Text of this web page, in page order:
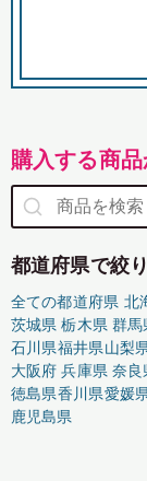
購入する商
都道府県で絞
全ての都道府県 北
茨城県 栃木県 群馬
石川県福井県山梨
大阪府 兵庫県 奈良
徳島県香川県愛媛
鹿児島県